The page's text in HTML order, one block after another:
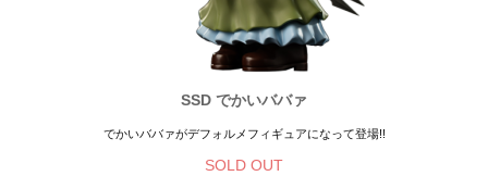
SSD でかいババァ
でかいババァがデフォルメフィギュアになって登場!!
SOLD OUT